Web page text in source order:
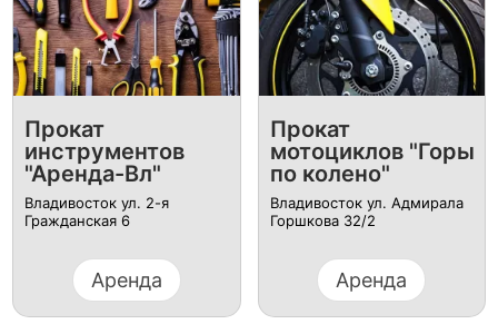
Прокат
инструментов
"Аренда-Вл"
Владивосток ул. 2-я
Гражданская 6
Аренда
Прокат
мотоциклов "Горы
по колено"
Владивосток ул. Адмирала
Горшкова 32/2
Аренда